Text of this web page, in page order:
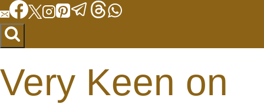
Перейти
до
вмісту
Very Keen on